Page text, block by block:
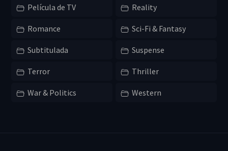
Película de TV Reality
Romance Sci-Fi & Fantasy
Subtitulada Suspense
Terror Thriller
War & Politics Western